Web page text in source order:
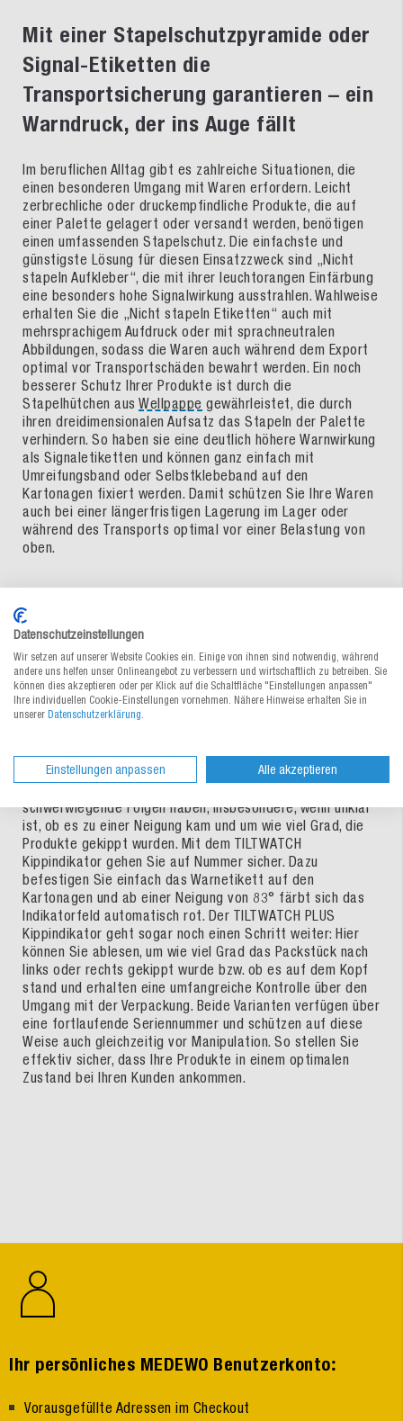
Mit einer Stapelschutzpyramide oder
Signal-Etiketten die
Transportsicherung garantieren – ein
Warndruck, der ins Auge fällt
Im beruflichen Alltag gibt es zahlreiche Situationen, die
einen besonderen Umgang mit Waren erfordern. Leicht
zerbrechliche oder druckempfindliche Produkte, die auf
einer Palette gelagert oder versandt werden, benötigen
einen umfassenden Stapelschutz. Die einfachste und
günstigste Lösung für diesen Einsatzzweck sind „Nicht
stapeln Aufkleber“, die mit ihrer leuchtorangen Einfärbung
eine besonders hohe Signalwirkung ausstrahlen. Wahlweise
erhalten Sie die „Nicht stapeln Etiketten“ auch mit
mehrsprachigem Aufdruck oder mit sprachneutralen
Abbildungen, sodass die Waren auch während dem Export
optimal vor Transportschäden bewahrt werden. Ein noch
besserer Schutz Ihrer Produkte ist durch die
Stapelhütchen aus Wellpappe gewährleistet, die durch
ihren dreidimensionalen Aufsatz das Stapeln der Palette
verhindern. So haben sie eine deutlich höhere Warnwirkung
als Signaletiketten und können ganz einfach mit
Umreifungsband oder Selbstklebeband auf den
Kartonagen fixiert werden. Damit schützen Sie Ihre Waren
auch bei einer längerfristigen Lagerung im Lager oder
während des Transports optimal vor einer Belastung von
oben.
TILTWATCH Kippindikator –
überprüfen Sie den sicheren Versand
Ihrer Waren
Es gibt viele Produkte, bei denen eine aufrechte Lieferung
garantieren zu können – beispielsweise Kühlschränke,
Kompressoren, medizinische Geräte und viele mehr. Eine
schwerwiegende Folgen haben, insbesondere, wenn unklar
ist, ob es zu einer Neigung kam und um wie viel Grad, die
Produkte gekippt wurden. Mit dem TILTWATCH
Kippindikator gehen Sie auf Nummer sicher. Dazu
befestigen Sie einfach das Warnetikett auf den
Kartonagen und ab einer Neigung von 83° färbt sich das
Indikatorfeld automatisch rot. Der TILTWATCH PLUS
Kippindikator geht sogar noch einen Schritt weiter: Hier
können Sie ablesen, um wie viel Grad das Packstück nach
links oder rechts gekippt wurde bzw. ob es auf dem Kopf
stand und erhalten eine umfangreiche Kontrolle über den
Umgang mit der Verpackung. Beide Varianten verfügen über
eine fortlaufende Seriennummer und schützen auf diese
Weise auch gleichzeitig vor Manipulation. So stellen Sie
effektiv sicher, dass Ihre Produkte in einem optimalen
Zustand bei Ihren Kunden ankommen.
Ihr persönliches MEDEWO Benutzerkonto:
Vorausgefüllte Adressen im Checkout
Datenschutzeinstellungen
Wir setzen auf unserer Website Cookies ein. Einige von ihnen sind notwendig, während
andere uns helfen unser Onlineangebot zu verbessern und wirtschaftlich zu betreiben. Sie
können dies akzeptieren oder per Klick auf die Schaltfläche "Einstellungen anpassen"
Ihre individuellen Cookie-Einstellungen vornehmen. Nähere Hinweise erhalten Sie in
unserer Datenschutzerklärung.
Einstellungen anpassen Alle akzeptieren